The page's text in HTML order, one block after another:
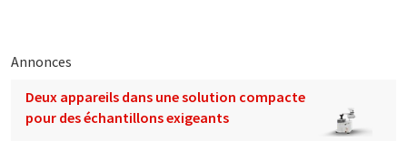
Annonces
Deux appareils dans une solution compacte
pour des échantillons exigeants